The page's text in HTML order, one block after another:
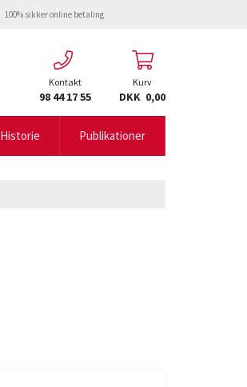
100% sikker online betaling
Kontakt
98 44 17 55
Kurv
DKK 0,00
Historie Publikationer